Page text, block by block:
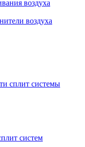
воздуха
воздуха
сплит системы
систем